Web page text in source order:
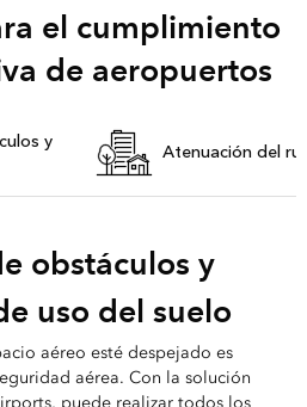
el cumplimiento
de aeropuertos
y
Atenuación del
obstáculos y
uso del suelo
aéreo esté despejado es
aérea. Con la solución